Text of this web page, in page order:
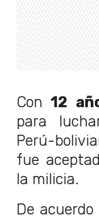
Con12
para
Perú-
fue
la milicia.
De